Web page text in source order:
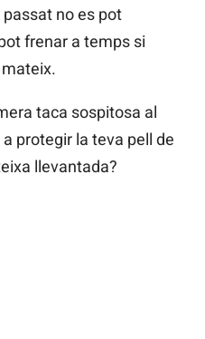
passat no es pot
frenar a temps si
taca sospitosa al
protegir la teva pell de
llevantada?